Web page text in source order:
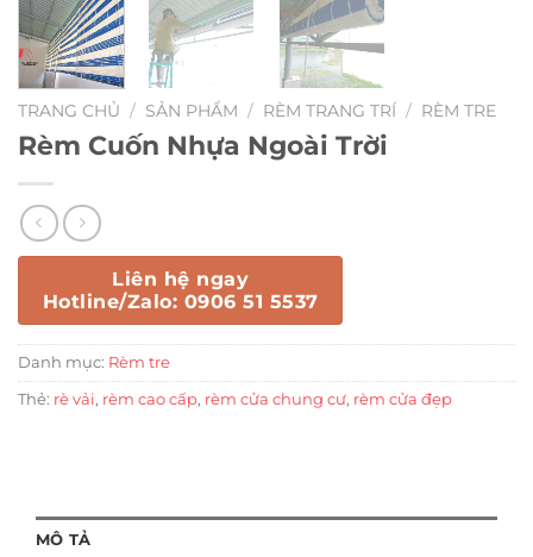
TRANG CHỦ / SẢN PHẨM / RÈM TRANG TRÍ / RÈM TRE
Rèm Cuốn Nhựa Ngoài Trời
Liên hệ ngay
Hotline/Zalo: 0906 51 5537
Danh mục: Rèm tre
Thẻ: rè vải, rèm cao cấp, rèm cửa chung cư, rèm cửa đẹp
MÔ TẢ